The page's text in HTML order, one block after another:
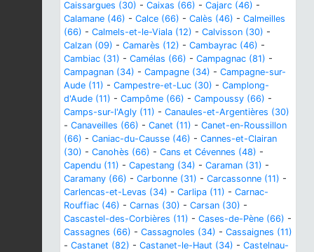
Caissargues (30) - Caixas (66) - Cajarc (46) -
Calamane (46) - Calce (66) - Calès (46) - Calmeilles
(66) - Calmels-et-le-Viala (12) - Calvisson (30) -
Calzan (09) - Camarès (12) - Cambayrac (46) -
Cambiac (31) - Camélas (66) - Campagnac (81) -
Campagnan (34) - Campagne (34) - Campagne-sur-
Aude (11) - Campestre-et-Luc (30) - Camplong-
d'Aude (11) - Campôme (66) - Campoussy (66) -
Camps-sur-l'Agly (11) - Canaules-et-Argentières (30)
- Canaveilles (66) - Canet (11) - Canet-en-Roussillon
(66) - Caniac-du-Causse (46) - Cannes-et-Clairan
(30) - Canohès (66) - Cans et Cévennes (48) -
Capendu (11) - Capestang (34) - Caraman (31) -
Caramany (66) - Carbonne (31) - Carcassonne (11) -
Carlencas-et-Levas (34) - Carlipa (11) - Carnac-
Rouffiac (46) - Carnas (30) - Carsan (30) -
Cascastel-des-Corbières (11) - Cases-de-Pène (66) -
Cassagnes (66) - Cassagnoles (34) - Cassaignes (11)
- Castanet (82) - Castanet-le-Haut (34) - Castelnau-